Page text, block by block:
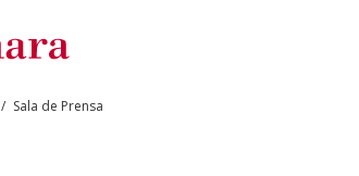
/ Sala de Prensa